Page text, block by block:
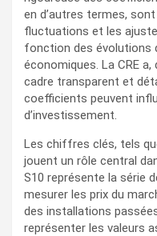
en d’autres termes,
fluctuations et les
fonction des évolutions
économiques. La CRE
cadre transparent et
coefficients peuvent
d’investissement.
Les chiffres clés, tels
jouent un rôle central
S10 représente la série
mesurer les prix du
des installations
représenter les valeurs